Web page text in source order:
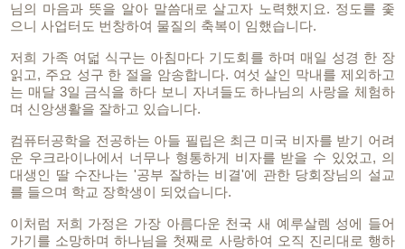
님의 마음과 뜻을 알아 말씀대로 살고자 노력했지요. 정도를 좇
으니 사업터도 번창하여 물질의 축복이 임했습니다.
저희 가족 여덟 식구는 아침마다 기도회를 하며 매일 성경 한 장
읽고, 주요 성구 한 절을 암송합니다. 여섯 살인 막내를 제외하고
는 매달 3일 금식을 하다 보니 자녀들도 하나님의 사랑을 체험하
며 신앙생활을 잘하고 있습니다.
컴퓨터공학을 전공하는 아들 필립은 최근 미국 비자를 받기 어려
운 우크라이나에서 너무나 형통하게 비자를 받을 수 있었고, 의
대생인 딸 수잔나는 '공부 잘하는 비결'에 관한 당회장님의 설교
를 들으며 학교 장학생이 되었습니다.
이처럼 저희 가정은 가장 아름다운 천국 새 예루살렘 성에 들어
가기를 소망하며 하나님을 첫째로 사랑하여 오직 진리대로 행하